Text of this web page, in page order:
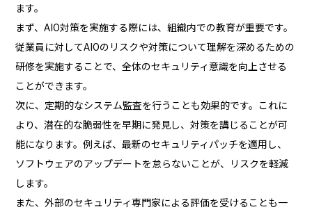
ます。
まず、AIO対策を実施する際には、組織内での教育が重要です。
従業員に対してAIOのリスクや対策について理解を深めるための
研修を実施することで、全体のセキュリティ意識を向上させる
ことができます。
次に、定期的なシステム監査を行うことも効果的です。これに
より、潜在的な脆弱性を早期に発見し、対策を講じることが可
能になります。例えば、最新のセキュリティパッチを適用し、
ソフトウェアのアップデートを怠らないことが、リスクを軽減
します。
また、外部のセキュリティ専門家による評価を受けることも一